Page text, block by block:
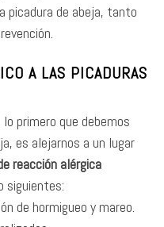
picadura de abeja, tanto
A LAS PICADURAS
lo primero que debemos
es alejarnos a un lugar
reacción alérgica
siguientes:
de hormigueo y mareo.